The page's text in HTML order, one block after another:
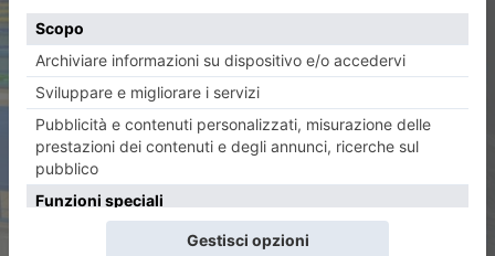
ARTICOLO PRECEDENTE
Dadone al top a Livorno. Test
in vasca lunga positivo per
Tassinario